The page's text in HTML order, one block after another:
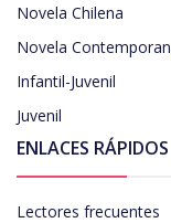
Novela Chilena
Novela
Infantil-Juvenil
Juvenil
ENLACES RÁPIDOS
Lectores frecuentes